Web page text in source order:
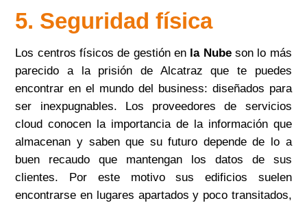
5. Seguridad física
Los centros físicos de gestión en la Nubeson lo más
parecido a la prisión de Alcatraz que te puedes
encontrar en el mundo del business: diseñados para
ser inexpugnables. Los proveedores de servicios
cloud conocen la importancia de la información que
almacenan y saben que su futuro depende de lo a
buen recaudo que mantengan los datos de sus
clientes. Por este motivo sus edificios suelen
encontrarse en lugares apartados y poco transitados,